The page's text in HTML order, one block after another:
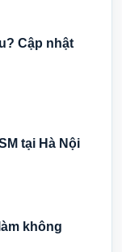
Cập nhật
tại Hà Nội
không